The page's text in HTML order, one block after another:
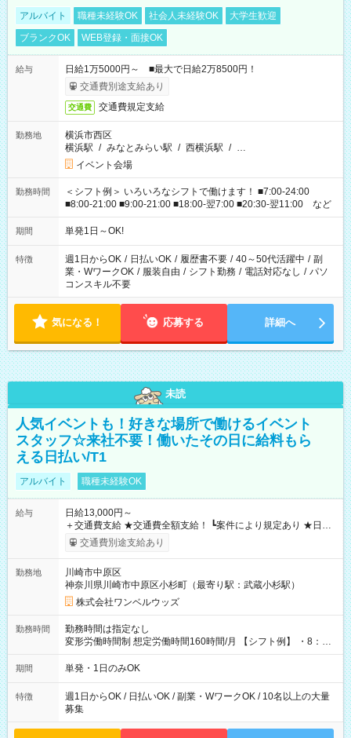
アルバイト 職種未経験OK 社会人未経験OK
大学生歓迎
ブランクOK
WEB登録・面接OK
給与
日給1万5000円～ ■最大で日給2万8500円！
交通費別途支給あり
交通費 交通費規定支給
勤務地
横浜市西区
横浜駅 / みなとみらい駅 / 西横浜駅 / …
イベント会場
勤務時間
＜シフト例＞ いろいろなシフトで働けます！ ■7:00-24:00
■8:00-21:00 ■9:00-21:00 ■18:00-翌7:00 ■20:30-翌11:00 など
期間 単発1日～OK!
特徴 週1日からOK / 日払いOK / 履歴書不要 / 40～50代活躍中 / 副
業・WワークOK / 服装自由 / シフト勤務 / 電話対応なし / パソ
コンスキル不要
気になる！ 応募する 詳細へ
未読
人気イベントも！好きな場所で働けるイベント
スタッフ☆来社不要！働いたその日に給料もら
える日払い/T1
アルバイト 職種未経験OK
給与
日給13,000円～
＋交通費支給 ★交通費全額支給！ ┗案件により規定あり ★日払
いOK！（規定あり） ┗働いたその日に現金GET♪ お仕事後はコ
ンビニATMから 日払い分を引き落とせます！ 【試用期間】試
交通費別途支給あり
勤務地
川崎市中原区
神奈川県川崎市中原区小杉町（最寄り駅：武蔵小杉駅）
株式会社ワンベルウッズ
勤務時間
勤務時間は指定なし
変形労働時間制 想定労働時間160時間/月 【シフト例】 ・8：00
～21：00
期間 単発・1日のみOK
特徴
週1日からOK / 日払いOK / 副業・WワークOK / 10名以上の大量
募集